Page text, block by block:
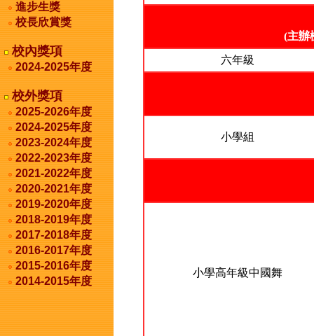
進步生獎
校長欣賞獎
校內獎項
2024-2025年度
校外獎項
2025-2026年度
2024-2025年度
2023-2024年度
2022-2023年度
2021-2022年度
2020-2021年度
2019-2020年度
2018-2019年度
2017-2018年度
2016-2017年度
2015-2016年度
2014-2015年度
(主辦
六年級
小學組
小學高年級中國舞